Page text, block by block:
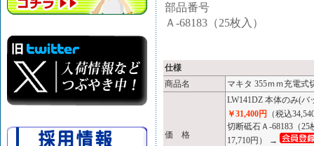
部品番号
Ａ-68183（25枚入）
仕様
商品名
マキタ 355ｍｍ充電式
価 格
LW141DZ 本体のみ(
￥31,400円
（税込
切断砥石Ａ-68183（
17,710円） →